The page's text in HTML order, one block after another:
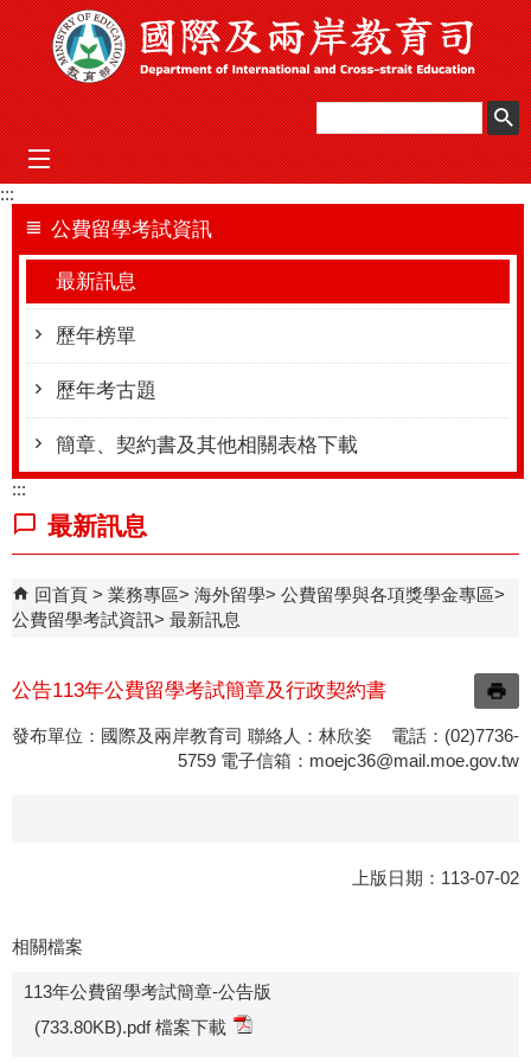
跳到主要內容區塊
mobile_menu
:::
公費留學考試資訊
最新訊息
歷年榜單
歷年考古題
簡章、契約書及其他相關表格下載
:::
最新訊息
回首頁 業務專區 海外留學
公費留學與各項獎學金專區
公費留學考試資訊
最新訊息
公告113年公費留學考試簡章及行政契約書
發布單位：國際及兩岸教育司 聯絡人：林欣姿 電話：(02)7736-
5759 電子信箱： moejc36@mail.moe.gov.tw
上版日期：113-07-02
相關檔案
113年公費留學考試簡章-公告版
(733.80KB).pdf 檔案下載